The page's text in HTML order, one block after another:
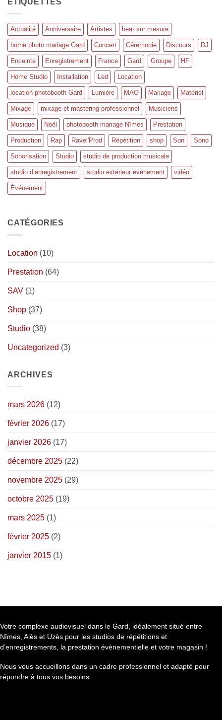
Actualité Anniversaire Artistes beat sur mesure
borne photo mariage Gard Concert Cérémonie Discours DJ
Enceinte Enregistrement France Gard Groupe HF
Home Studio Installation Led Location
location photobooth Gard Lumière MAO Mariage Matériel
Mixage mixage et mastering professionnel Musiciens
Musique Noël photobooth mariage Nîmes Prestation
Production Rap Ravel'Prod Répétition shop Son Sono
Sonorisation Studio studio de production musicale
studio d’enregistrement studio extérieur événement vidéo
Événement
CATÉGORIES
Location (10)
Prestation (64)
SAV (1)
Shop (37)
Studio (38)
Uncategorized (3)
ARCHIVES
mars 2026 (12)
février 2026 (17)
janvier 2026 (17)
décembre 2025 (22)
novembre 2025 (29)
octobre 2025 (19)
mars 2025 (1)
février 2025 (2)
janvier 2015 (1)
Votre complexe audiovisuel dans le Gard, idéalement situé entre
Nîmes, Alès et Uzès pour les studios de répétitions et
d’enregistrements, la prestation évènementielle et votre magasin !
Nous vous accueillons dans un cadre professionnel et adapté pour
répondre à tous vos besoins.